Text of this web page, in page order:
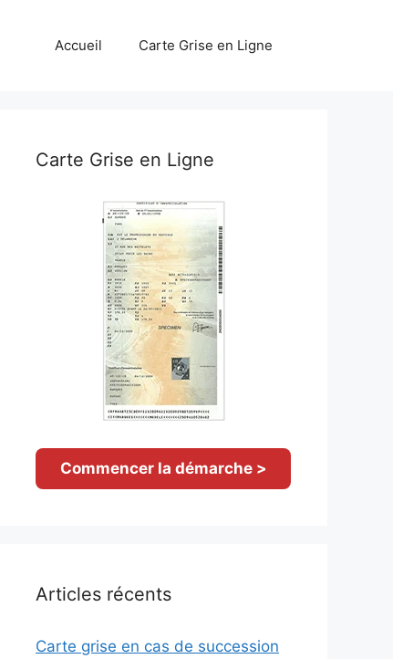
Accueil Carte Grise en Ligne
Carte Grise en Ligne
Commencer la démarche >
Articles récents
Carte grise en cas de succession